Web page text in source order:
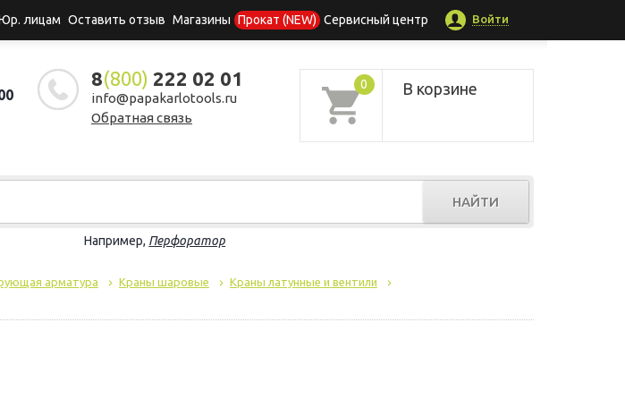
лицам Оставить отзыв Магазины Прокат (NEW) Сервисный центр Войти
8(800) 222 02 01
info@papakarlotools.ru
Обратная связь
0 В корзине
НАЙТИ
Например, Перфоратор
арматура Краны шаровые
Краны латунные и вентили